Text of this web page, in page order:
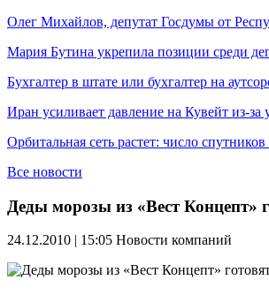
Олег Михайлов, депутат Госдумы от
Мария Бутина укрепила позиции среди
Бухгалтер в штате или бухгалтер на
Иран усиливает давление на Кувейт из-за
Орбитальная сеть растет: число
Все новости
Деды морозы из «Вест
24.12.2010 | 15:05 Новости компаний